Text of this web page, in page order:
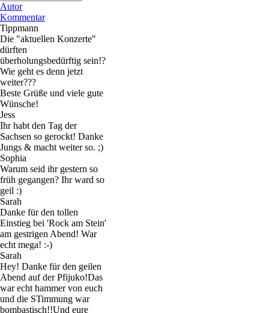
Autor
Kommentar
Tippmann
Die "aktuellen Konzerte"
dürften
überholungsbedürftig sein!?
Wie geht es denn jetzt
weiter???
Beste Grüße und viele gute
Wünsche!
Jess
Ihr habt den Tag der
Sachsen so gerockt! Danke
Jungs & macht weiter so. ;)
Sophia
Warum seid ihr gestern so
früh gegangen? Ihr ward so
geil :)
Sarah
Danke für den tollen
Einstieg bei 'Rock am Stein'
am gestrigen Abend! War
echt mega! :-)
Sarah
Hey! Danke für den geilen
Abend auf der Pfijuko!Das
war echt hammer von euch
und die STimmung war
bombastisch!!Und eure